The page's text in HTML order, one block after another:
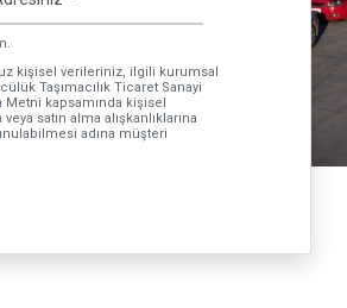
kişisel verileriniz, ilgili kurumsal
Taşımacılık Ticaret Sanayi
Metni kapsamında kişisel
satın alma alışkanlıklarına
adına müşteri